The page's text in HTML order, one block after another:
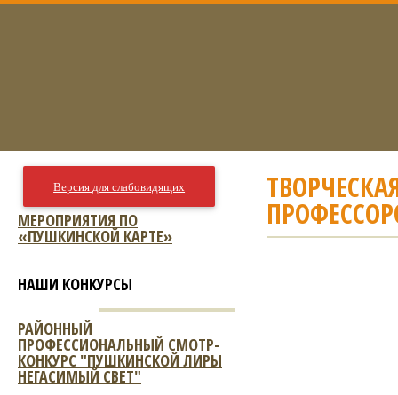
Версия для слабовидящих
МЕРОПРИЯТИЯ ПО
«ПУШКИНСКОЙ КАРТЕ»
НАШИ КОНКУРСЫ
РАЙОННЫЙ
ПРОФЕССИОНАЛЬНЫЙ СМОТР-
КОНКУРС "ПУШКИНСКОЙ ЛИРЫ
НЕГАСИМЫЙ СВЕТ"